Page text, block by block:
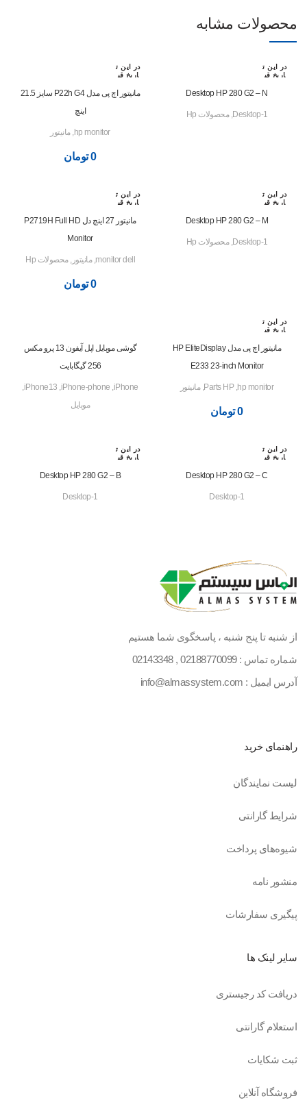
محصولات مشابه
در این ت
اریخ قب
شده اسDesktop HP 280 G2 – N
Desktop-1
,محصولات Hp
در این ت
اریخ قب
شده اس
ت
مانیتور اچ پی مدل P22h G4 سایز 21.5
اینچ
hp monitor
,مانیتور
0 تومان
در این ت
اریخ قب
شده اسDesktop HP 280 G2 – M
Desktop-1
,محصولات Hp
در این ت
اریخ قب
شده اس
ت
مانیتور 27 اینچ دل P2719H Full HD
Monitor
monitor dell
,مانیتور,محصولات Hp
0 تومان
در این ت
اریخ قب
شده اس
ت
مانیتور اچ پی مدل HP EliteDisplay
E233 23-inch Monitor
hp monitor
,
Parts HP
,مانیتور
0 تومان
گوشی موبایل اپل آیفون 13 پرو مکس
256 گیگابایت
iPhone
,
iPhone-phone
,
iPhone13
,
موبایل
در این ت
اریخ قب
شده اسDesktop HP 280 G2 – C
Desktop-1
در این ت
اریخ قب
شده اسDesktop HP 280 G2 – B
Desktop-1
از شنبه تا پنج شنبه ، پاسخگوی شما هستیم
شماره تماس :02188770099
,
02143348
آدرس ایمیل : info@almassystem.com
راهنمای خرید
لیست نمایندگان
شرایط گارانتی
شیوه‌های پرداخت
منشور نامه
پیگیری سفارشات
سایر لینک ها
دریافت کد رجیستری
استعلام گارانتی
ثبت شکایات
فروشگاه آنلاین